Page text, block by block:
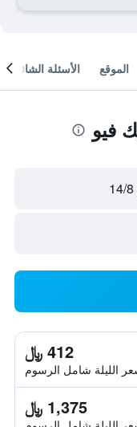
الموقع الأسئلة الشائعة
فيو
412 ﷼
الليلة شامل الرسوم
1,375 ﷼